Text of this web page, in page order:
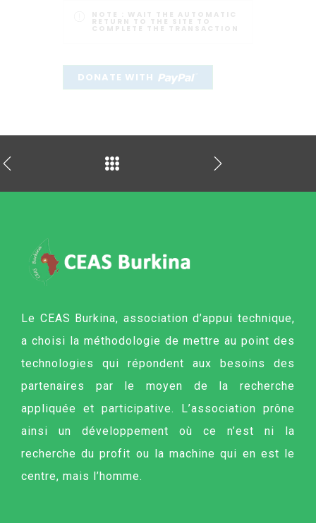
NOTE : WAIT THE AUTOMATIC
RETURN TO THE SITE TO
COMPLETE THE TRANSACTION
Le CEAS Burkina, association d’appui technique,
a choisi la méthodologie de mettre au point des
technologies qui répondent aux besoins des
partenaires par le moyen de la recherche
appliquée et participative. L’association prône
ainsi un développement où ce n’est ni la
recherche du profit ou la machine qui en est le
centre, mais l’homme.